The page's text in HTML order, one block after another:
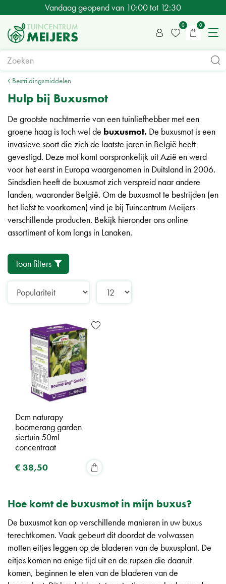
a
Bestrijdingsmiddelen
Vandaag geopend van 10:00tot 12:30
Hulp bij Buxusmot
De grootste nachtmerrie van een tuinliefhebber met een
groene haag is toch wel de buxusmot. De buxusmot is een
invasieve soort die zich de laatste jaren in België heeft
gevestigd. Deze mot komt oorspronkelijk uit Azië en werd
voor het eerst in Europa waargenomen in Duitsland in 2006.
Sindsdien heeft de buxusmot zich verspreid naar andere
landen, waaronder België. Om de buxusmot te bestrijden (en
het liefst te voorkomen) vind je bij Tuincentrum Meijers
verschillende producten. Bekijk hieronder ons online
assortiment of kom langs in Lanaken.
Toon filters
Dcm naturapy
boomerang garden
siertuin 50ml
concentraat
€ 38,50
Hoe komt de buxusmot in mijn buxus?
De buxusmot kan op verschillende manieren in uw buxus
terechtkomen. Vaak gebeurt dit doordat de volwassen
motten eitjes leggen op de bladeren van de buxusplant. De
eitjes komen na enige tijd uit en de rupsen die daaruit
komen, beginnen te eten van de bladeren van de